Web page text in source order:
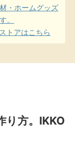
・ホームグッズ
。
トアはこちら
り方。IKKO